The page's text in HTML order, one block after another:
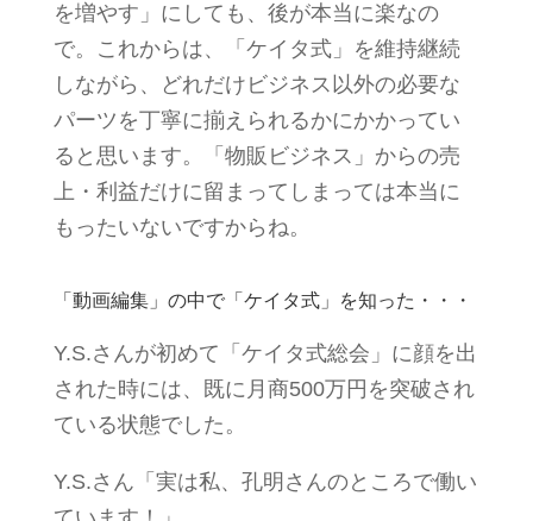
を増やす」にしても、後が本当に楽なの
で。これからは、「ケイタ式」を維持継続
しながら、どれだけビジネス以外の必要な
パーツを丁寧に揃えられるかにかかってい
ると思います。「物販ビジネス」からの売
上・利益だけに留まってしまっては本当に
もったいないですからね。
「動画編集」の中で「ケイタ式」を知った・・・
Y.S.さんが初めて「ケイタ式総会」に顔を出
された時には、既に月商500万円を突破され
ている状態でした。
Y.S.さん「実は私、孔明さんのところで働い